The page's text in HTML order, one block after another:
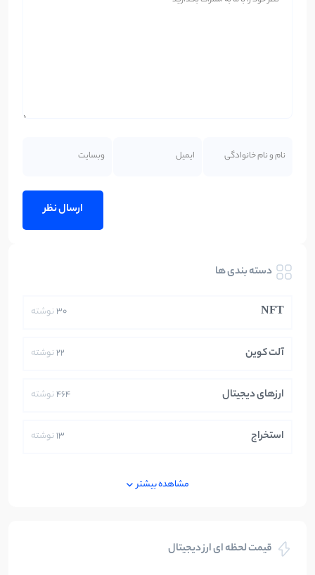
دسته بندی ها
NFT
30نوشته
آلت کوین 22نوشته
ارزهای دیجیتال 464نوشته
استخراج 13نوشته
بلاکچین
مشاهده بیشتر
قیمت لحظه ای ارز دیجیتال